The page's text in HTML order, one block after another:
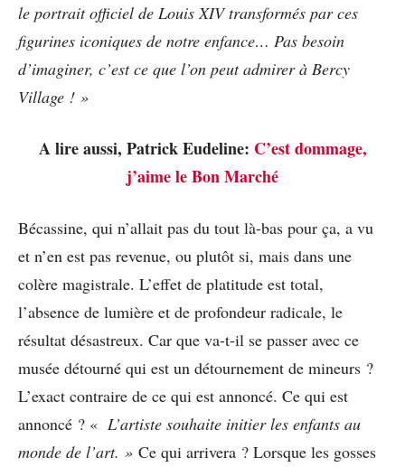
le portrait officiel de Louis XIV transformés par ces
figurines iconiques de notre enfance… Pas besoin
d’imaginer, c’est ce que l’on peut admirer à Bercy
Village ! »
A lire aussi, Patrick Eudeline: C’est dommage,
j’aime le Bon Marché
Bécassine, qui n’allait pas du tout là-bas pour ça, a vu
et n’en est pas revenue, ou plutôt si, mais dans une
colère magistrale. L’effet de platitude est total,
l’absence de lumière et de profondeur radicale, le
résultat désastreux. Car que va-t-il se passer avec ce
musée détourné qui est un détournement de mineurs ?
L’exact contraire de ce qui est annoncé. Ce qui est
annoncé ? « L’artiste souhaite initier les enfants au
monde de l’art. » Ce qui arrivera ? Lorsque les gosses